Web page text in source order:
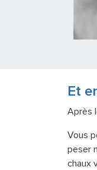
Et
Après
Vous
peser
chaux